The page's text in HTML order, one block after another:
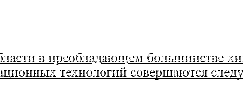
в преобладающем большинстве
технологий совершаются